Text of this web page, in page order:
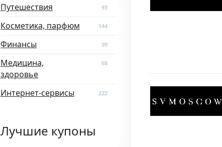
Путешествия 93
Косметика, парфюм 144
Финансы 39
Медицина,
здоровье
68
Интернет-сервисы 222
Лучшие купоны